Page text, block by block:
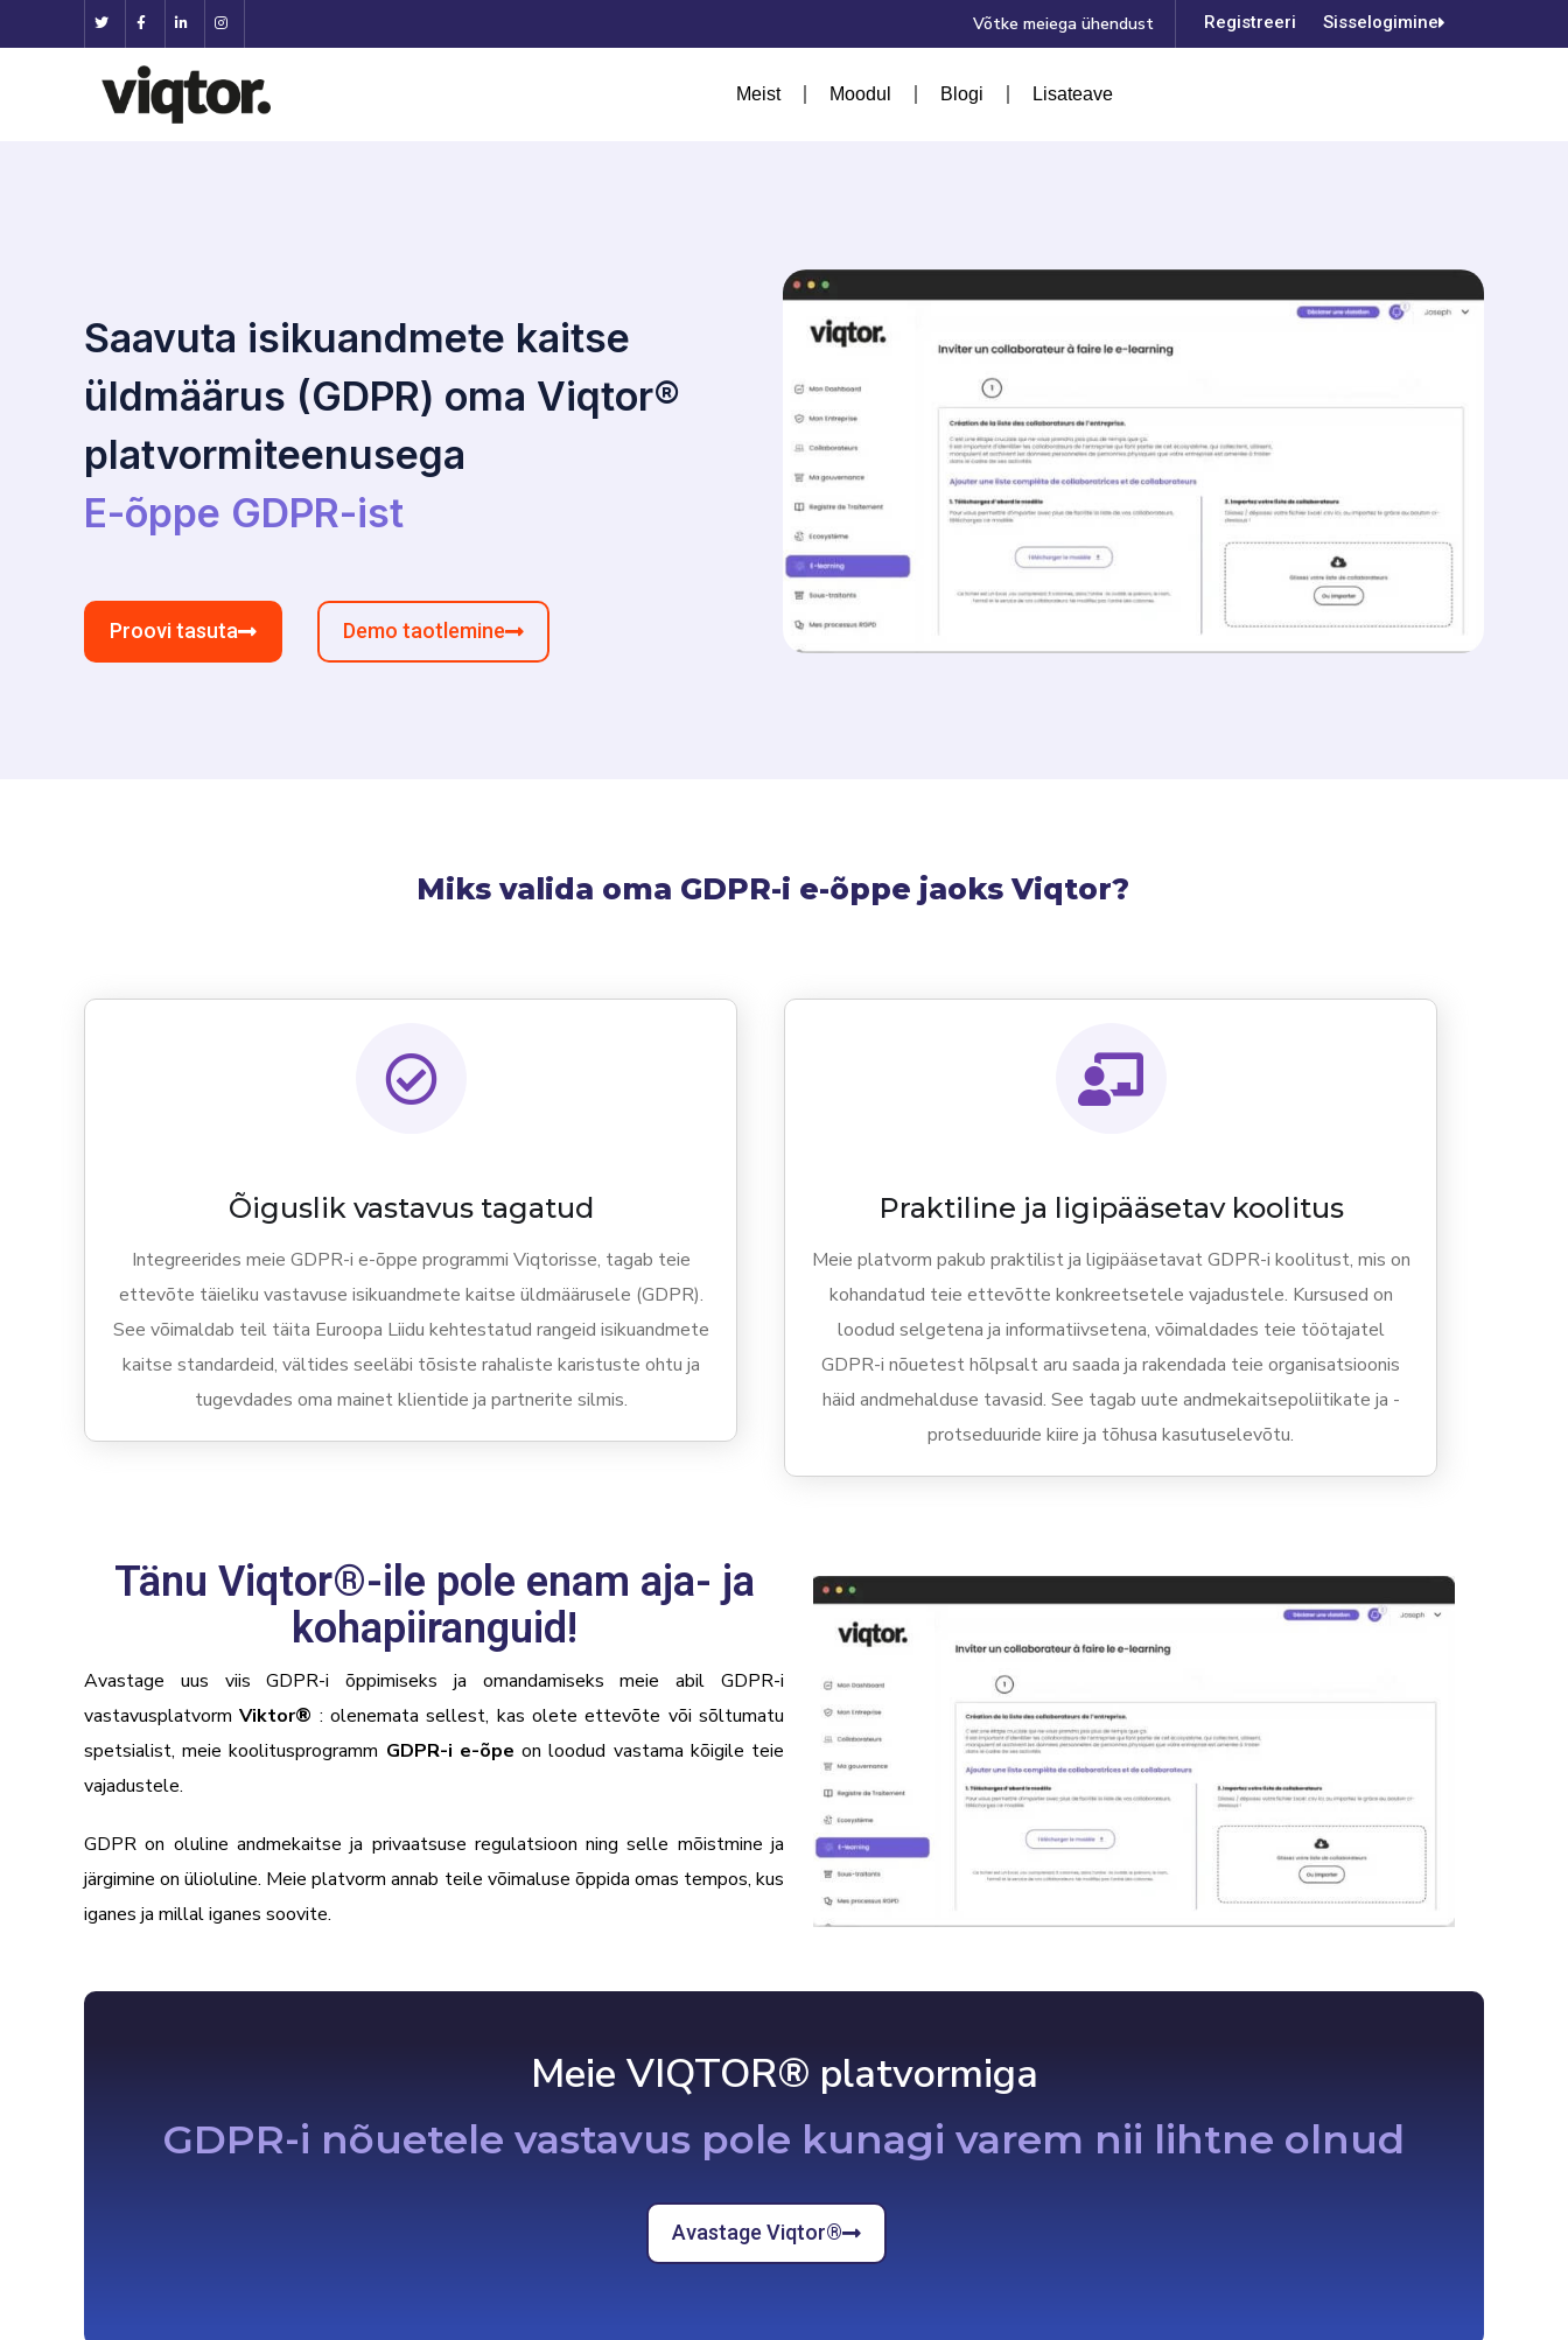
Võtke meiega ühendust RegistreerimineSisselogimine
Meist Moodul Blogi Lisateave
Saavuta isikuandmete kaitse
üldmäärus (GDPR) oma Viqtor®
platvormiteenusega
E-õppe GDPR-ist
Proovi tasuta Demo taotlemine
Miks valida oma GDPR-i e-õppe jaoks Viqtor?
Õiguslik vastavus tagatud
Integreerides meie GDPR-i e-õppe programmi Viqtorisse, tagab teie
ettevõte täieliku vastavuse isikuandmete kaitse üldmäärusele (GDPR).
See võimaldab teil täita Euroopa Liidu kehtestatud rangeid isikuandmete
kaitse standardeid, vältides seeläbi tõsiste rahaliste karistuste ohtu ja
tugevdades oma mainet klientide ja partnerite silmis.
Praktiline ja ligipääsetav koolitus
Meie platvorm pakub praktilist ja ligipääsetavat GDPR-i koolitust, mis on
kohandatud teie ettevõtte konkreetsetele vajadustele. Kursused on
loodud selgetena ja informatiivsetena, võimaldades teie töötajatel
GDPR-i nõuetest hõlpsalt aru saada ja rakendada teie organisatsioonis
häid andmehalduse tavasid. See tagab uute andmekaitsepoliitikate ja -
protseduuride kiire ja tõhusa kasutuselevõtu.
Tänu Viqtor®-ile pole enam aja- ja
kohapiiranguid!
Avastage uus viis GDPR-i õppimiseks ja omandamiseks meie abil GDPR-i
vastavusplatvorm Viktor® :olenemata sellest, kas olete ettevõte või sõltumatu
spetsialist, meie koolitusprogramm GDPR-i e-õpe on loodud vastama kõigile teie
vajadustele.
GDPR on oluline andmekaitse ja privaatsuse regulatsioon ning selle mõistmine ja
järgimine on ülioluline. Meie platvorm annab teile võimaluse õppida omas tempos, kus
iganes ja millal iganes soovite.
Meie VIQTOR® platvormiga
GDPR-i nõuetele vastavus pole kunagi varem nii lihtne olnud
Avastage Viqtor®